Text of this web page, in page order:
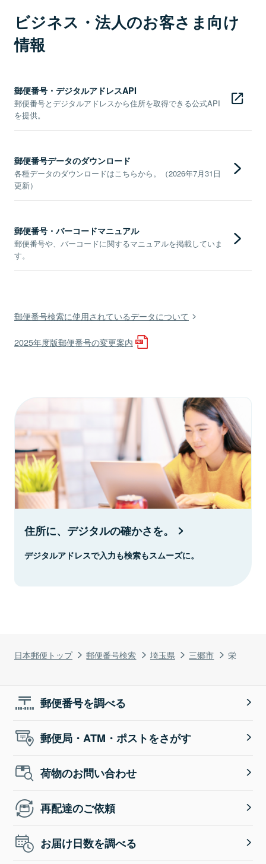
日本郵便トップ 郵便番号検索 埼玉県 三郷市 栄
ビジネス・法人のお客さま向け
情報
郵便番号・デジタルアドレスAPI
郵便番号とデジタルアドレスから住所を取得できる公式API
を提供。
郵便番号データのダウンロード
各種データのダウンロードはこちらから。（2026年7月31日
更新）
郵便番号・バーコードマニュアル
郵便番号や、バーコードに関するマニュアルを掲載していま
す。
郵便番号検索に使用されているデータについて
2025年度版郵便番号の変更案内
住所に、デジタルの確かさを。
デジタルアドレスで入力も検索もスムーズに。
郵便番号を調べる
郵便局・ATM・ポストをさがす
荷物のお問い合わせ
再配達のご依頼
お届け日数を調べる